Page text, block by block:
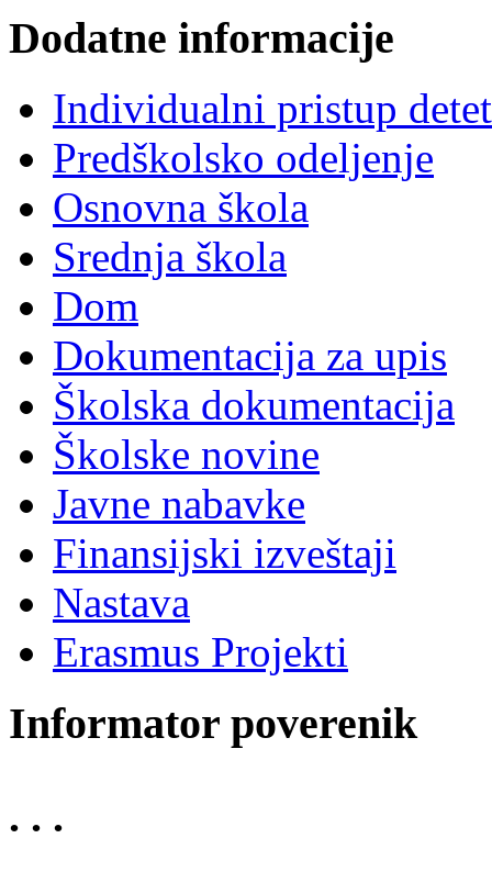
Dodatne informacije
Individualni pristup
Predškolsko odeljenje
Osnovna škola
Srednja škola
Dom
Dokumentacija za upis
Školska dokumentacija
Školske novine
Javne nabavke
Finansijski izveštaji
Nastava
Erasmus Projekti
Informator poverenik
. . .